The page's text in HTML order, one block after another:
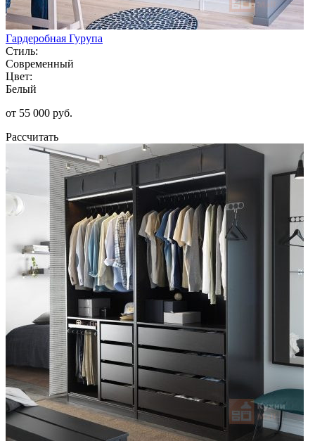
Гардеробная Гурупа
Стиль:
Современный
Цвет:
Белый
от 55 000 руб.
Рассчитать